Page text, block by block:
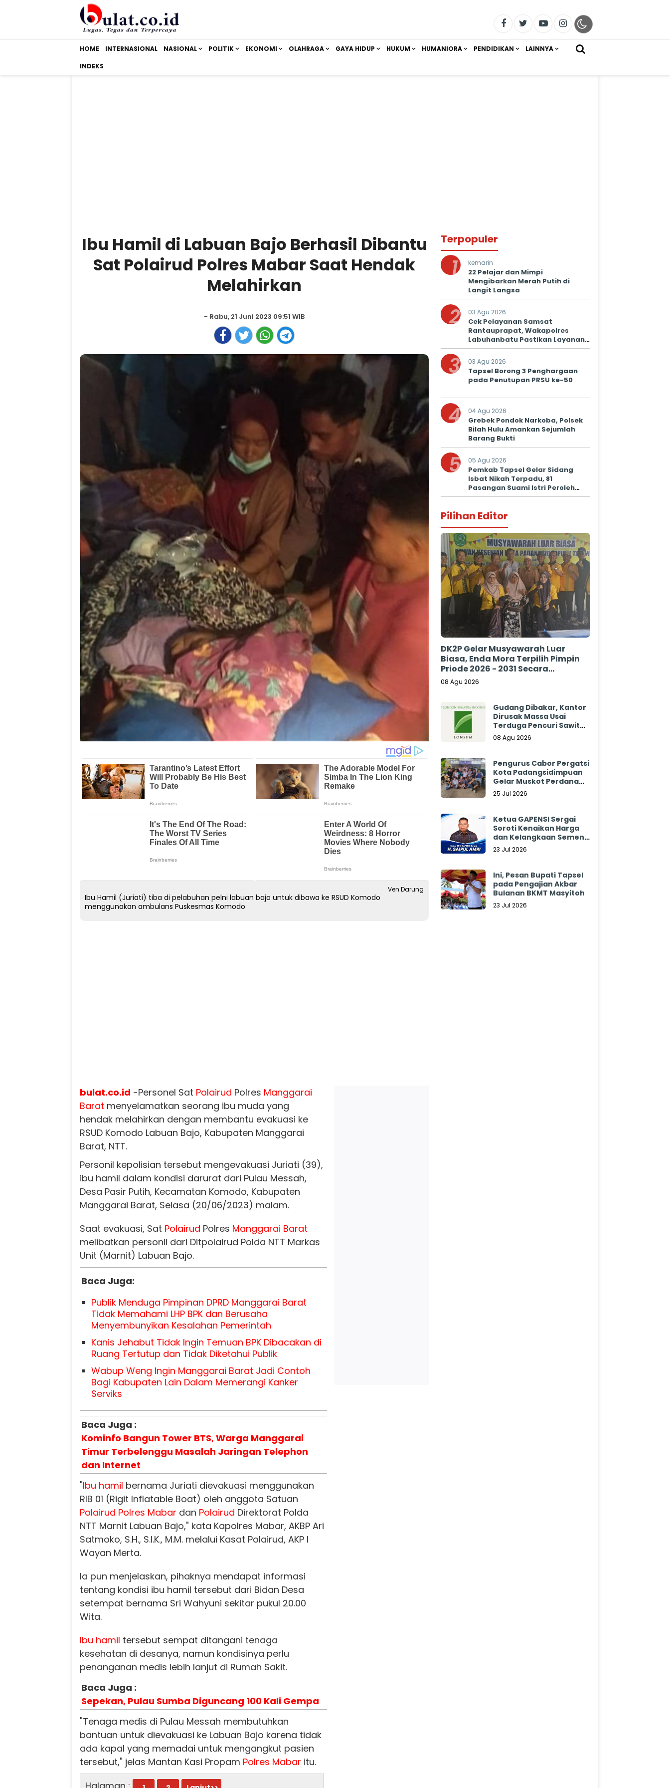
HOME INTERNASIONAL NASIONAL POLITIK EKONOMI OLAHRAGA GAYA HIDUP HUKUM HUMANIORA PENDIDIKAN LAINNYA
INDEKS
Ibu Hamil di Labuan Bajo Berhasil Dibantu
Sat Polairud Polres Mabar Saat Hendak
Melahirkan
- Rabu, 21 Juni 2023 09:51 WIB
Ven Darung
Ibu Hamil (Juriati) tiba di pelabuhan pelni labuan bajo untuk dibawa ke RSUD Komodo
menggunakan ambulans Puskesmas Komodo
bulat.co.id -Personel Sat Polairud Polres Manggarai
Barat menyelamatkan seorang ibu muda yang
hendak melahirkan dengan membantu evakuasi ke
RSUD Komodo Labuan Bajo, Kabupaten Manggarai
Barat, NTT.
Personil kepolisian tersebut mengevakuasi Juriati (39),
ibu hamil dalam kondisi darurat dari Pulau Messah,
Desa Pasir Putih, Kecamatan Komodo, Kabupaten
Manggarai Barat, Selasa (20/06/2023) malam.
Saat evakuasi, Sat Polairud Polres Manggarai Barat
melibatkan personil dari Ditpolairud Polda NTT Markas
Unit (Marnit) Labuan Bajo.
Baca Juga:
Publik Menduga Pimpinan DPRD Manggarai Barat
Tidak Memahami LHP BPK dan Berusaha
Menyembunyikan Kesalahan Pemerintah
Kanis Jehabut Tidak Ingin Temuan BPK Dibacakan di
Ruang Tertutup dan Tidak Diketahui Publik
Wabup Weng Ingin Manggarai Barat Jadi Contoh
Bagi Kabupaten Lain Dalam Memerangi Kanker
Serviks
Baca Juga :
Kominfo Bangun Tower BTS, Warga Manggarai
Timur Terbelenggu Masalah Jaringan Telephon
dan Internet
"Ibu hamil bernama Juriati dievakuasi menggunakan
RIB 01 (Rigit Inflatable Boat) oleh anggota Satuan
Polairud Polres Mabar dan Polairud Direktorat Polda
NTT Marnit Labuan Bajo," kata Kapolres Mabar, AKBP Ari
Satmoko, S.H., S.I.K., M.M. melalui Kasat Polairud, AKP I
Wayan Merta.
Ia pun menjelaskan, pihaknya mendapat informasi
tentang kondisi ibu hamil tersebut dari Bidan Desa
setempat bernama Sri Wahyuni sekitar pukul 20.00
Wita.
Ibu hamil tersebut sempat ditangani tenaga
kesehatan di desanya, namun kondisinya perlu
penanganan medis lebih lanjut di Rumah Sakit.
Baca Juga :
Sepekan, Pulau Sumba Diguncang 100 Kali Gempa
"Tenaga medis di Pulau Messah membutuhkan
bantuan untuk dievakuasi ke Labuan Bajo karena tidak
ada kapal yang memadai untuk mengangkut pasien
tersebut," jelas Mantan Kasi Propam Polres Mabar itu.
Terpopuler
1 kemarin
22 Pelajar dan Mimpi
Mengibarkan Merah Putih di
Langit Langsa
2 03 Agu 2026
Cek Pelayanan Samsat
Rantauprapat, Wakapolres
Labuhanbatu Pastikan Layanan
Prima untuk Masyarakat
3 03 Agu 2026
Tapsel Borong 3 Penghargaan
pada Penutupan PRSU ke-50
4 04 Agu 2026
Grebek Pondok Narkoba, Polsek
Bilah Hulu Amankan Sejumlah
Barang Bukti
5 05 Agu 2026
Pemkab Tapsel Gelar Sidang
Isbat Nikah Terpadu, 81
Pasangan Suami Istri Peroleh
Kepastian Hukum
Pilihan Editor
DK2P Gelar Musyawarah Luar
Biasa, Enda Mora Terpilih Pimpin
Priode 2026 - 2031 Secara
Aklamasi
08 Agu 2026
Gudang Dibakar, Kantor
Dirusak Massa Usai
Terduga Pencuri Sawit
Tewas: Manajemen
Sibulan Estate Bungkam
08 Agu 2026
Pengurus Cabor Pergatsi
Kota Padangsidimpuan
Gelar Muskot Perdana
2026 - 2030
25 Jul 2026
Ketua GAPENSI Sergai
Soroti Kenaikan Harga
dan Kelangkaan Semen,
Minta Pemerintah
23 Jul 2026
Ini, Pesan Bupati Tapsel
pada Pengajian Akbar
Bulanan BKMT Masyitoh
23 Jul 2026